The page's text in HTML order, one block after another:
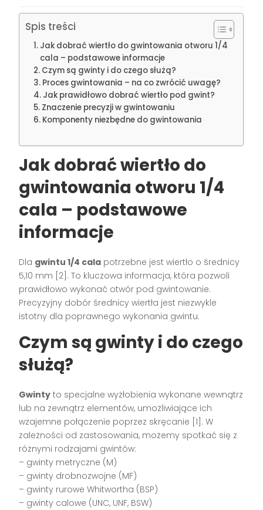
Spis treści
Jak dobrać wiertło do gwintowania otworu 1/4
cala – podstawowe informacje
Czym są gwinty i do czego służą?
Proces gwintowania – na co zwrócić uwagę?
Jak prawidłowo dobrać wiertło pod gwint?
Znaczenie precyzji w gwintowaniu
Komponenty niezbędne do gwintowania
Jak dobrać wiertło do
gwintowania otworu 1/4
cala – podstawowe
informacje
Dla gwintu 1/4 cala potrzebne jest wiertło o średnicy
5,10 mm [2]. To kluczowa informacja, która pozwoli
prawidłowo wykonać otwór pod gwintowanie.
Precyzyjny dobór średnicy wiertła jest niezwykle
istotny dla poprawnego wykonania gwintu.
Czym są gwinty i do czego
służą?
Gwinty to specjalne wyżłobienia wykonane wewnątrz
lub na zewnątrz elementów, umożliwiające ich
wzajemne połączenie poprzez skręcanie [1]. W
zależności od zastosowania, możemy spotkać się z
różnymi rodzajami gwintów:
– gwinty metryczne (M)
– gwinty drobnozwojne (MF)
– gwinty rurowe Whitwortha (BSP)
– gwinty calowe (UNC, UNF, BSW)